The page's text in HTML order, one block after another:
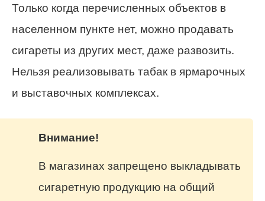
Только когда перечисленных объектов в
населенном пункте нет, можно продавать
сигареты из других мест, даже развозить.
Нельзя реализовывать табак в ярмарочных
и выставочных комплексах.
Внимание!
В магазинах запрещено выкладывать
сигаретную продукцию на общий